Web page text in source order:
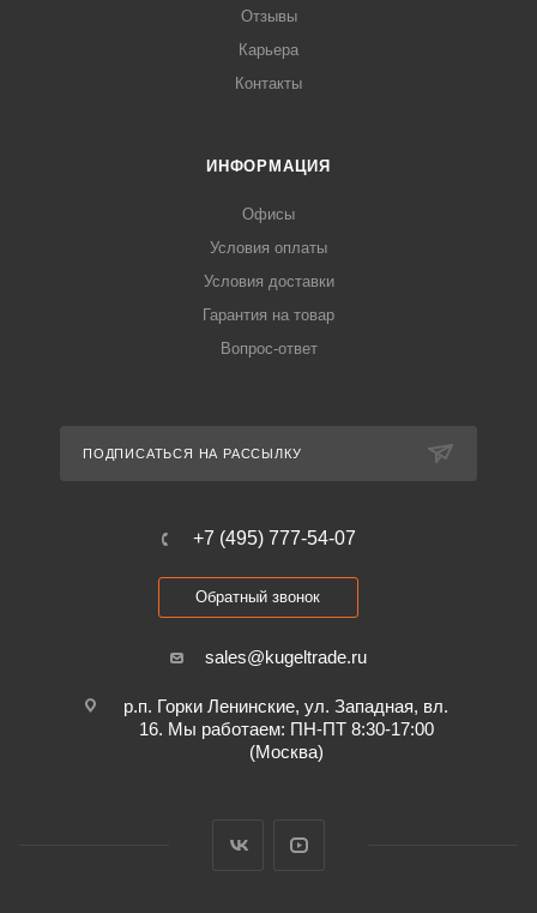
Отзывы
Карьера
Контакты
ИНФОРМАЦИЯ
Офисы
Условия оплаты
Условия доставки
Гарантия на товар
Вопрос-ответ
ПОДПИСАТЬСЯ НА РАССЫЛКУ
+7 (495) 777-54-07
Обратный звонок
sales@kugeltrade.ru
р.п. Горки Ленинские, ул. Западная, вл.
16. Мы работаем: ПН-ПТ 8:30-17:00
(Москва)